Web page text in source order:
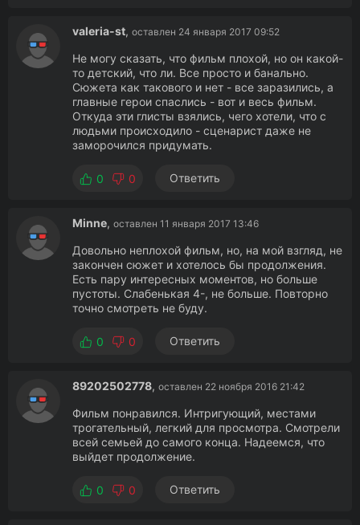
valeria-st, оставлен 24 января 2017 09:52
Не могу сказать, что фильм плохой, но он какой-
то детский, что ли. Все просто и банально.
Сюжета как такового и нет - все заразились, а
главные герои спаслись - вот и весь фильм.
Откуда эти глисты взялись, чего хотели, что с
людьми происходило - сценарист даже не
заморочился придумать.
0 0 Ответить
Minne, оставлен 11 января 2017 13:46
Довольно неплохой фильм, но, на мой взгляд, не
закончен сюжет и хотелось бы продолжения.
Есть пару интересных моментов, но больше
пустоты. Слабенькая 4-, не больше. Повторно
точно смотреть не буду.
0 0 Ответить
89202502778, оставлен 22 ноября 2016 21:42
Фильм понравился. Интригующий, местами
трогательный, легкий для просмотра. Смотрели
всей семьей до самого конца. Надеемся, что
выйдет продолжение.
0 0 Ответить